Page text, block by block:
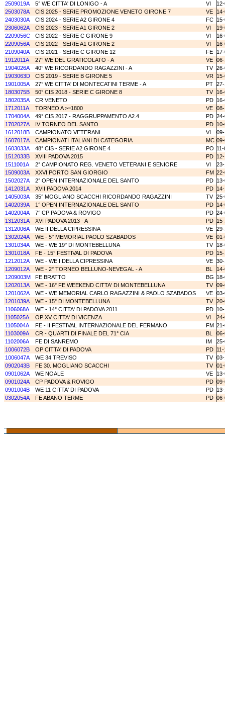
2509019A
5° WE CITTA' DI LONIGO - A VI
2503078A
CIS 2025 - SERIE PROMOZIONE VENETO GIRONE 7 VE
2403030A
CIS 2024 - SERIE A2 GIRONE 4 FC
2306062A
CIS 2023 - SERIE A1 GIRONE 2 VI
2209056C
CIS 2022 - SERIE C GIRONE 9 VI
2209056A
CIS 2022 - SERIE A1 GIRONE 2 VI
2109040A
CIS 2021 - SERIE C GIRONE 12 FE
1912011A
27° WE DEL GRATICOLATO - A VE
1904026A
40° WE RICORDANDO RAGAZZINI - A TV
1903063D
CIS 2019 - SERIE B GIRONE 5 VR
1901005A
27° WE CITTA' DI MONTECATINI TERME - A PT
1803075B
50° CIS 2018 - SERIE C GIRONE 8 TV
1802035A
CR VENETO PD
1712011A
TORNEO A >=1800 VE
1704004A
49° CIS 2017 - RAGGRUPPAMENTO A2.4 PD
1702027A
IV TORNEO DEL SANTO PD
1612018B
CAMPIONATO VETERANI VI
1607017A
CAMPIONATI ITALIANI DI CATEGORIA MC
1603033A
48° CIS - SERIE A2 GIRONE 4 PO
1512033B
XVIII PADOVA 2015 PD
1511001A
2° CAMPIONATO REG. VENETO VETERANI E SENIORE VI
1509003A
XXVI PORTO SAN GIORGIO FM
1502027A
2° OPEN INTERNAZIONALE DEL SANTO PD
1412031A
XVII PADOVA 2014 PD
1405003A
35° MOGLIANO SCACCHI RICORDANDO RAGAZZINI TV
1402039A
1° OPEN INTERNAZIONALE DEL SANTO PD
1402004A
7° CP PADOVA & ROVIGO PD
1312031A
XVI PADOVA 2013 - A PD
1312006A
WE II DELLA CIPRESSINA VE
1302024A
WE - 5° MEMORIAL PAOLO SZABADOS VE
1301034A
WE - WE 19° DI MONTEBELLUNA TV
1301018A
FE - 15° FESTIVAL DI PADOVA PD
1212012A
WE - WE I DELLA CIPRESSINA VE
1209012A
WE - 2° TORNEO BELLUNO-NEVEGAL - A BL
1209003M
FE BRATTO BG
1202013A
WE - 16° FE WEEKEND CITTA' DI MONTEBELLUNA TV
1201062A
WE - WE MEMORIAL CARLO RAGAZZINI & PAOLO SZABADOS VE
1201039A
WE - 15° DI MONTEBELLUNA TV
1106068A
WE - 14° CITTA' DI PADOVA 2011 PD
1105025A
OP XV CITTA' DI VICENZA VI
1105004A
FE - II FESTIVAL INTERNAZIONALE DEL FERMANO FM
1103009A
CR - QUARTI DI FINALE DEL 71° CIA BL
1102006A
FE DI SANREMO IM
1006072B
OP CITTA' DI PADOVA PD
1006047A
WE 34 TREVISO TV
0902043B
FE 30. MOGLIANO SCACCHI TV
0901062A
WE NOALE VE
0901024A
CP PADOVA & ROVIGO PD
0901004B
WE 11 CITTA' DI PADOVA PD
0302054A
FE ABANO TERME PD